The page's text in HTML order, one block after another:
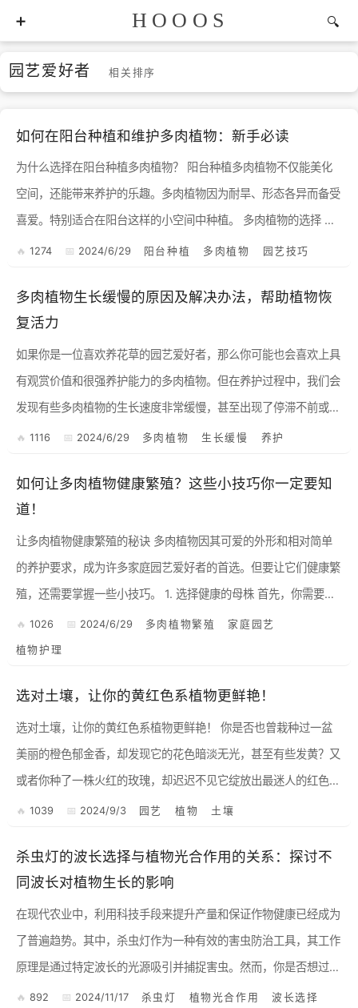
HOOOS
园艺爱好者 相关排序
如何在阳台种植和维护多肉植物：新手必读
为什么选择在阳台种植多肉植物？ 阳台种植多肉植物不仅能美化
空间，还能带来养护的乐趣。多肉植物因为耐旱、形态各异而备受
喜爱。特别适合在阳台这样的小空间中种植。 多肉植物的选择 作
为新手，建议选择一些容易打理的多肉品种，比如玉露、...
1274 2024/6/29 阳台种植 多肉植物 园艺技巧
多肉植物生长缓慢的原因及解决办法，帮助植物恢
复活力
如果你是一位喜欢养花草的园艺爱好者，那么你可能也会喜欢上具
有观赏价值和很强养护能力的多肉植物。但在养护过程中，我们会
发现有些多肉植物的生长速度非常缓慢，甚至出现了停滞不前或萎
黄枯萎等情况。这是为什么呢？接下来，我将为大家分析并提供相
1116 2024/6/29 多肉植物 生长缓慢 养护
如何让多肉植物健康繁殖？这些小技巧你一定要知
道！
让多肉植物健康繁殖的秘诀 多肉植物因其可爱的外形和相对简单
的养护要求，成为许多家庭园艺爱好者的首选。但要让它们健康繁
殖，还需要掌握一些小技巧。 1. 选择健康的母株 首先，你需要选
择一株健康的多肉植物作为母株。健康的母株叶片饱...
1026 2024/6/29 多肉植物繁殖 家庭园艺
植物护理
选对土壤，让你的黄红色系植物更鲜艳！
选对土壤，让你的黄红色系植物更鲜艳！ 你是否也曾栽种过一盆
美丽的橙色郁金香，却发现它的花色暗淡无光，甚至有些发黄？又
或者你种了一株火红的玫瑰，却迟迟不见它绽放出最迷人的红色？
1039 2024/9/3 园艺 植物 土壤
杀虫灯的波长选择与植物光合作用的关系：探讨不
同波长对植物生长的影响
在现代农业中，利用科技手段来提升产量和保证作物健康已经成为
了普遍趋势。其中，杀虫灯作为一种有效的害虫防治工具，其工作
原理是通过特定波长的光源吸引并捕捉害虫。然而，你是否想过这
892 2024/11/17 杀虫灯 植物光合作用 波长选择